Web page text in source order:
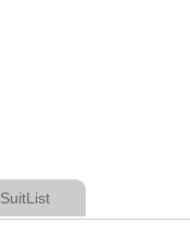
SuitList